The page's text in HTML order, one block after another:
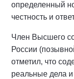
определенный
честность и
Член Высшего
России
отметил, что
реальные дела